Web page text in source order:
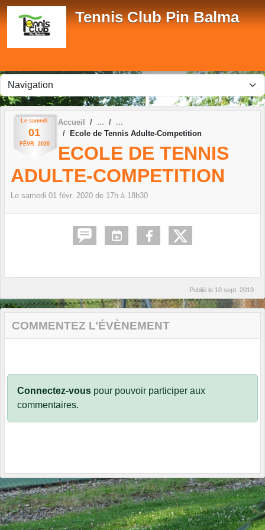
Tennis Club Pin Balma
Le samedi
01
FÉVR. 2020
Accueil
Ecole de Tennis Adulte-Competition
ECOLE DE TENNIS
ADULTE-COMPETITION
Le samedi 01 févr. 2020 de 17h à 18h30
Publié le 10 sept. 2019
COMMENTEZ L’ÉVÈNEMENT
Connectez-vous pour pouvoir participer aux
commentaires.
Panneau de gestion des cookies